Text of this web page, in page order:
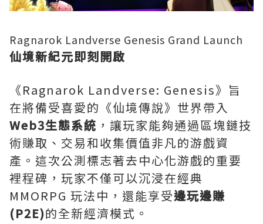
Ragnarok Landverse Genesis Grand Launch
仙境新紀元即刻開啟
《Ragnarok Landverse: Genesis》旨
在將備受喜愛的《仙境傳說》世界帶入
Web3生態系統 ，讓玩家能夠通過區塊鏈技
術賺取、交易和收集價值非凡的游戲資
產。這次公測標志著去中心化游戲的重要
裡程碑，玩家不僅可以沉浸在經典
MMORPG 玩法中，還能享受邊玩邊賺
(P2E)的全新經濟模式。